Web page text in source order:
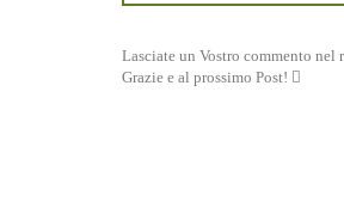
Lasciate un Vostro commento nel
Grazie e al prossimo Post! 